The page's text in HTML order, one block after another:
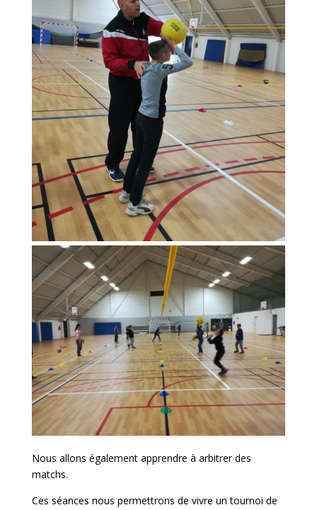
Nous allons également apprendre à arbitrer des
matchs.
Ces séances nous permettrons de vivre un tournoi de